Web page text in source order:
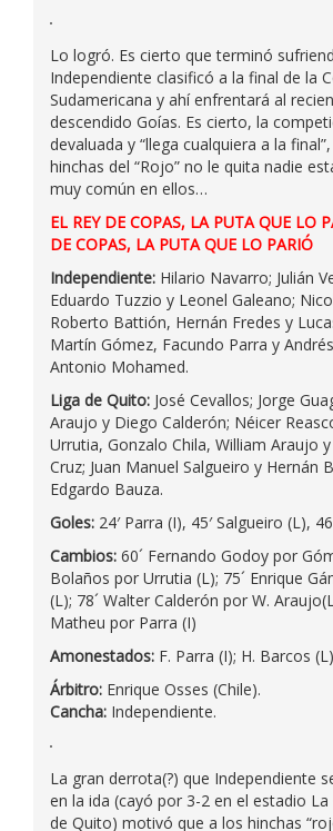
Lo logró. Es cierto que terminó
Independiente clasificó a la final de la
Sudamericana y ahí enfrentará al
descendido Goías. Es cierto, la
devaluada y “llega cualquiera a la
hinchas del “Rojo” no le quita nadie
muy común en ellos…
EL REY DE COPAS, LA PUTA QUE LO
DE COPAS, LA PUTA QUE LO PARIÓ
Independiente: Hilario Navarro; Julián
Eduardo Tuzzio y Leonel Galeano;
Roberto Battión, Hernán Fredes y
Martín Gómez, Facundo Parra y
Antonio Mohamed.
Liga de Quito: José Cevallos; Jorge
Araujo y Diego Calderón; Néicer
Urrutia, Gonzalo Chila, William Araujo
Cruz; Juan Manuel Salgueiro y Hernán
Edgardo Bauza.
Goles: 24′ Parra (I), 45′ Salgueiro (L),
Cambios: 60´ Fernando Godoy por
Bolaños por Urrutia (L); 75´ Enrique
(L); 78´ Walter Calderón por W.
Matheu por Parra (I)
Amonestados: F. Parra (I); H. Barcos
Árbitro: Enrique Osses (Chile).
Cancha: Independiente.
La gran derrota(?) que Independiente
en la ida (cayó por 3-2 en el estadio La
de Quito) motivó que a los hinchas